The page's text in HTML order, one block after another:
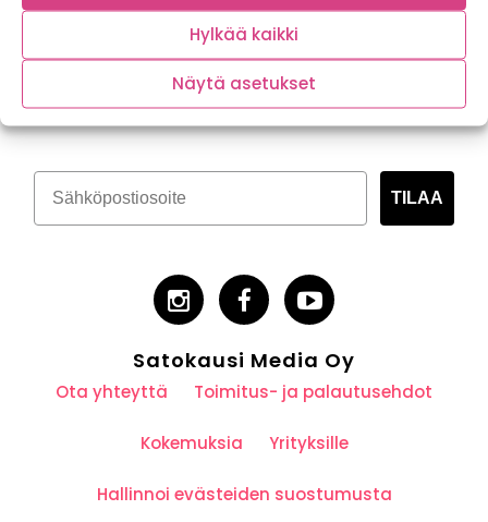
Hylkää kaikki
Näytä asetukset
Tilaa kasvispitoinen uutiskirje
TILAA
Satokausi Media Oy
Ota yhteyttä Toimitus- ja palautusehdot
Kokemuksia Yrityksille
Hallinnoi evästeiden suostumusta